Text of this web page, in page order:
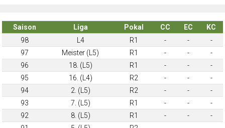
Saison Liga Pokal CC EC
KC
98
L4 R1 - -
-
97
Meister (L5) R1 - -
-
96
18. (L5) R1 - -
-
95
16. (L4) R2 - -
-
94
2. (L5) R2 - -
-
93
7. (L5) R1 - -
-
92
8. (L5) R1 - -
-